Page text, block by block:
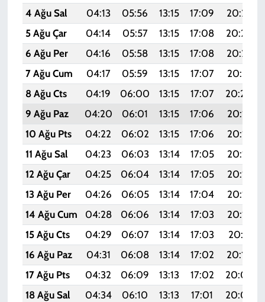
4 Ağu Sal
04:13 05:56 13:15 17:09 20:25
5 Ağu Çar
04:14 05:57 13:15 17:08 20:24
6 Ağu Per
04:16 05:58 13:15 17:08 20:23
7 Ağu Cum
04:17 05:59 13:15 17:07 20:21
8 Ağu Cts
04:19 06:00 13:15 17:07 20:20
9 Ağu Paz
04:20 06:01 13:15 17:06 20:19
10 Ağu Pts
04:22 06:02 13:15 17:06 20:18
11 Ağu Sal
04:23 06:03 13:14 17:05 20:16
12 Ağu Çar
04:25 06:04 13:14 17:05 20:15
13 Ağu Per
04:26 06:05 13:14 17:04 20:14
14 Ağu Cum
04:28 06:06 13:14 17:03 20:12
15 Ağu Cts
04:29 06:07 13:14 17:03 20:11
16 Ağu Paz
04:31 06:08 13:14 17:02 20:10
17 Ağu Pts
04:32 06:09 13:13 17:02 20:08
18 Ağu Sal
04:34 06:10 13:13 17:01 20:07